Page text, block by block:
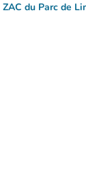
du Parc de